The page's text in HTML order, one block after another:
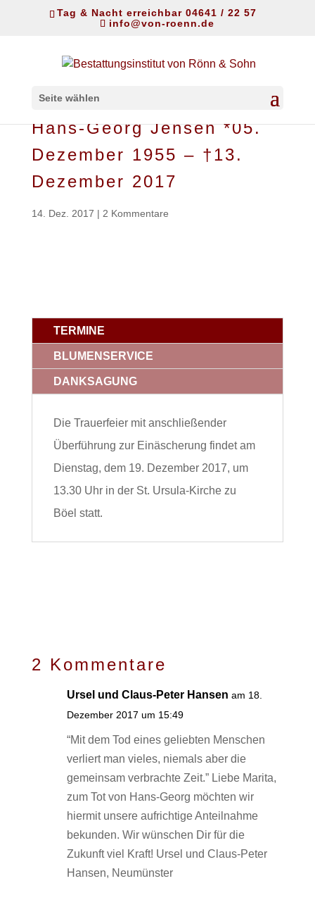
Tag & Nacht erreichbar 04641 / 22 57
info@von-roenn.de
Seite wählen
Hans-Georg Jensen *05.
Dezember 1955 – †13.
Dezember 2017
14. Dez. 2017 | 2 Kommentare
TERMINE
BLUMENSERVICE
DANKSAGUNG
Die Trauerfeier mit anschließender
Überführung zur Einäscherung findet am
Dienstag, dem 19. Dezember 2017, um
13.30 Uhr in der St. Ursula-Kirche zu
Böel statt.
2 Kommentare
Ursel und Claus-Peter Hansen am 18.
Dezember 2017 um 15:49
“Mit dem Tod eines geliebten Menschen
verliert man vieles, niemals aber die
gemeinsam verbrachte Zeit.” Liebe Marita,
zum Tot von Hans-Georg möchten wir
hiermit unsere aufrichtige Anteilnahme
bekunden. Wir wünschen Dir für die
Zukunft viel Kraft! Ursel und Claus-Peter
Hansen, Neumünster